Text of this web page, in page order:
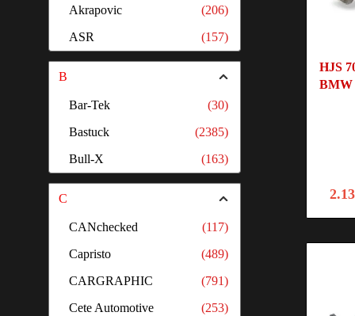
(206)
Akrapovic
(157)
ASR
B
(30)
Bar-Tek
(2385)
Bastuck
(163)
Bull-X
C
(117)
CANchecked
(489)
Capristo
(791)
CARGRAPHIC
(253)
Cete Automotive
HJS
BMW